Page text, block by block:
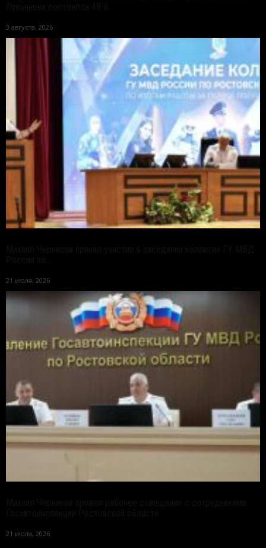
3 августа, 2026
21 июля, 2026
21 июля, 2026